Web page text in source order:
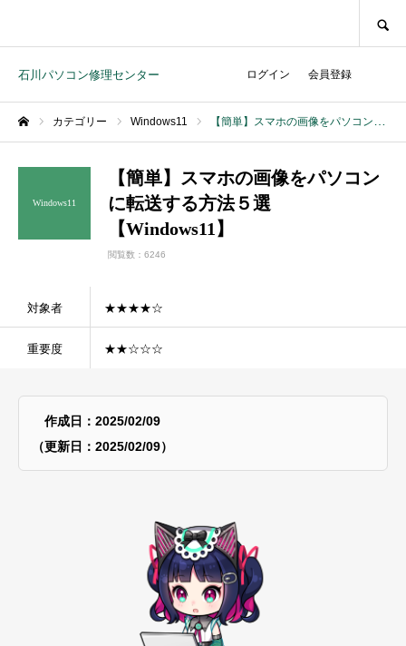
石川パソコン修理センター ログイン 会員登録
カテゴリー Windows11 【簡単】スマホの画像をパソコンに転送する方法５選【Windows11】
Windows11
【簡単】スマホの画像をパソコン
に転送する方法５選
【Windows11】
閲覧数：6246
対象者 ★★★★☆
重要度 ★★☆☆☆
作成日：2025/02/09
（更新日：2025/02/09）